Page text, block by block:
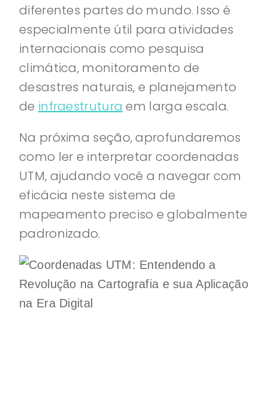
diferentes partes do mundo. Isso é
especialmente útil para atividades
internacionais como pesquisa
climática, monitoramento de
desastres naturais, e planejamento
de infraestrutura em larga escala.
Na próxima seção, aprofundaremos
como ler e interpretar coordenadas
UTM, ajudando você a navegar com
eficácia neste sistema de
mapeamento preciso e globalmente
padronizado.